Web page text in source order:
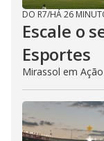
DO R7/HÁ 26
Escale o
Esportes
Mirassol em